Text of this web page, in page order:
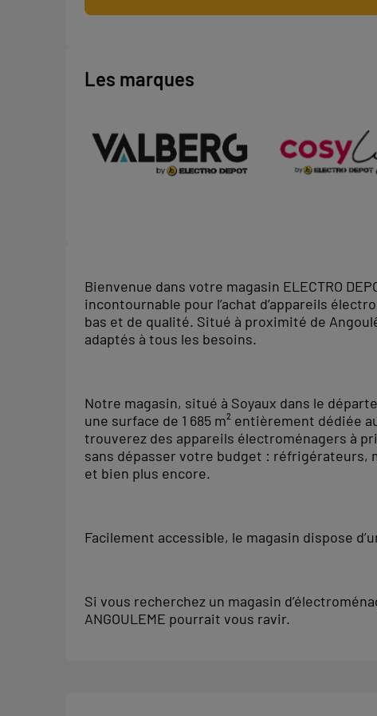
Les marques
Bienvenue dans votre magasin ELECTRO
incontournable pour l’achat d’appareils
bas et de qualité. Situé à proximité de
adaptés à tous les besoins.
Notre magasin, situé à Soyaux dans le
une surface de 1 685 m² entièrement dédiée
trouverez des appareils électroménagers à
sans dépasser votre budget : réfrigérateurs,
et bien plus encore.
Facilement accessible, le magasin dispose
Si vous recherchez un magasin
ANGOULEME pourrait vous ravir.